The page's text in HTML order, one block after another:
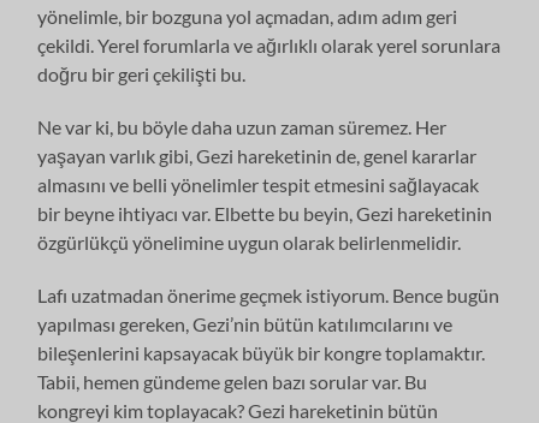
yönelimle, bir bozguna yol açmadan, adım adım geri
çekildi. Yerel forumlarla ve ağırlıklı olarak yerel sorunlara
doğru bir geri çekilişti bu.
Ne var ki, bu böyle daha uzun zaman süremez. Her
yaşayan varlık gibi, Gezi hareketinin de, genel kararlar
almasını ve belli yönelimler tespit etmesini sağlayacak
bir beyne ihtiyacı var. Elbette bu beyin, Gezi hareketinin
özgürlükçü yönelimine uygun olarak belirlenmelidir.
Lafı uzatmadan önerime geçmek istiyorum. Bence bugün
yapılması gereken, Gezi’nin bütün katılımcılarını ve
bileşenlerini kapsayacak büyük bir kongre toplamaktır.
Tabii, hemen gündeme gelen bazı sorular var. Bu
kongreyi kim toplayacak? Gezi hareketinin bütün